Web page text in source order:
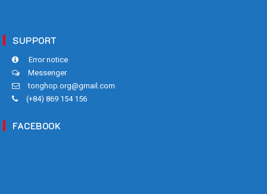
SUPPORT
Error notice
Messenger
tonghop.org@gmail.com
(+84) 869 154 156
FACEBOOK